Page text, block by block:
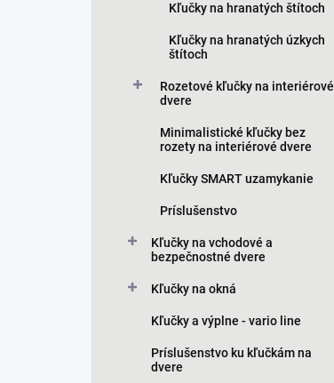
Kľučky na hranatých štítoch
Kľučky na hranatých úzkych
štítoch
Rozetové kľučky na interiérové
dvere
Minimalistické kľučky bez
rozety na interiérové dvere
Kľučky SMART uzamykanie
Príslušenstvo
Kľučky na vchodové a
bezpečnostné dvere
Kľučky na okná
Kľučky a výplne - vario line
Príslušenstvo ku kľučkám na
dvere